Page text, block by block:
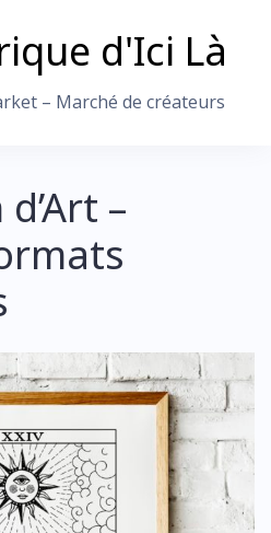
d'Ici Là
– Marché de créateurs
–